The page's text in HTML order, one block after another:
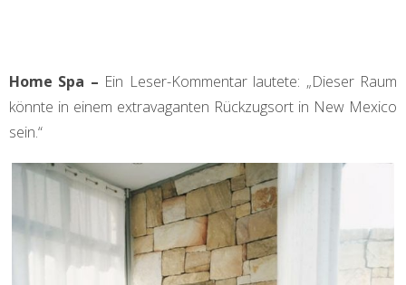
Home Spa – Ein Leser-Kommentar lautete: „Dieser Raum
könnte in einem extravaganten Rückzugsort in New Mexico
sein.“